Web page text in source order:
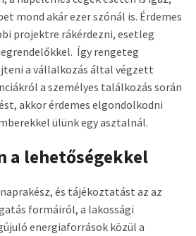
mond akár ezer szónál is. Érdemes
projektre rákérdezni, esetleg
Így rengeteg
a vállalkozás által végzett
a személyes találkozás során
akkor érdemes elgondolkodni
ülünk egy asztalnál.
a lehetőségekkel
és tájékoztatást az az
formáiról, a lakossági
energiaforrások közül a